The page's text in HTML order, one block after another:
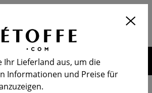
le nombre de rouleaux
OUVRIR
Newsletter anmelden
Ihr Lieferland aus, um die
Informationen und Preise für